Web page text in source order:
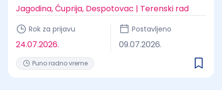
Jagodina, Ćuprija, Despotovac | Terenski rad
Rok za prijavu
24.07.2026.
Postavljeno
09.07.2026.
Puno radno vreme